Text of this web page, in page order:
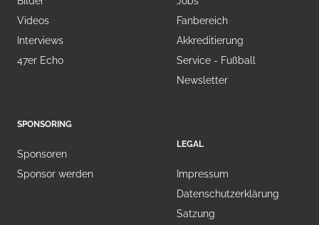
Videos
Interviews
47er Echo
SPONSORING
Sponsoren
Sponsor werden
Fanbereich
Akkreditierung
Service - Fußball
Newsletter
LEGAL
Impressum
Datenschutzerklärung
Satzung